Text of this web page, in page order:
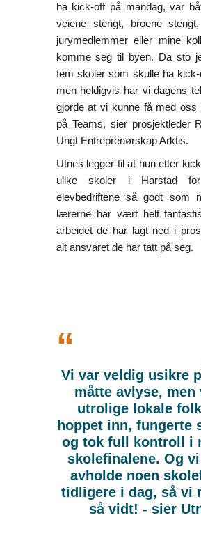
ha kick-off på mandag, var
veiene stengt, broene
jurymedlemmer eller mine
komme seg til byen. Da sto
fem skoler som skulle ha kick-
men heldigvis har vi dagens
gjorde at vi kunne få med oss
på Teams, sier prosjektleder
Ungt Entreprenørskap Arktis.
Utnes legger til at hun etter
ulike skoler i Harstad
elevbedriftene så godt som
lærerne har vært helt
arbeidet de har lagt ned i
alt ansvaret de har tatt på seg.
“
Vi var veldig usikre
måtte avlyse, men
utrolige lokale
hoppet inn, fungerte
og tok full kontroll i
skolefinalene. Og
avholde noen
tidligere i dag, så vi
så vidt! - sier